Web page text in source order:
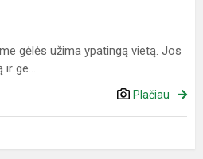
gėlės užima ypatingą vietą. Jos
ir ge...
Plačiau